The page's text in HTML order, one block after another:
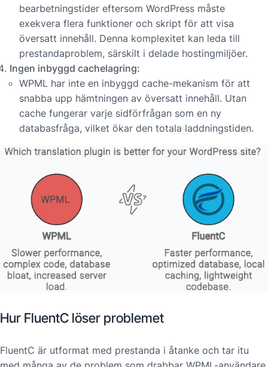
bearbetningstider eftersom WordPress måste
exekvera flera funktioner och skript för att visa
översatt innehåll. Denna komplexitet kan leda till
prestandaproblem, särskilt i delade hostingmiljöer.
Ingen inbyggd cachelagring:
WPML har inte en inbyggd cache-mekanism för att
snabba upp hämtningen av översatt innehåll. Utan
cache fungerar varje sidförfrågan som en ny
databasfråga, vilket ökar den totala laddningstiden.
Hur FluentC löser problemet
FluentC är utformat med prestanda i åtanke och tar itu